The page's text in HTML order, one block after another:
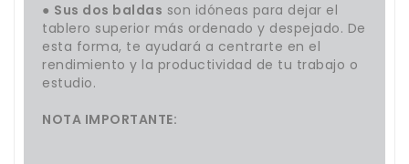
● Sus dos baldas son idóneas para dejar el
tablero superior más ordenado y despejado. De
esta forma, te ayudará a centrarte en el
rendimiento y la productividad de tu trabajo o
estudio.
NOTA IMPORTANTE: